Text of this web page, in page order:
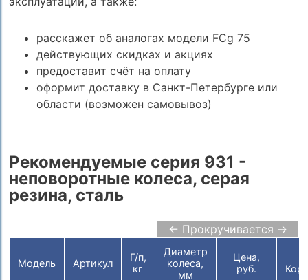
расскажет об аналогах модели FCg 75
действующих скидках и акциях
предоставит счёт на оплату
оформит доставку в Санкт-Петербурге или
области (возможен самовывоз)
Рекомендуемые серия 931 -
неповоротные колеса, серая
резина, сталь
← Прокручивается →
Модель Артикул
Г/п,
кг
Диаметр
колеса,
мм
Цена,
руб.